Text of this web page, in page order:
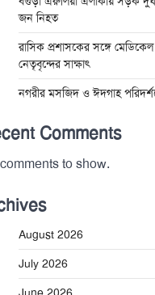
জন নিহত
রাসিক প্রশাসকের সঙ্গে
নেতৃবৃন্দের সাক্ষাৎ
নগরীর মসজিদ ও ঈদগাহ
Comments
to show.
August 2026
July 2026